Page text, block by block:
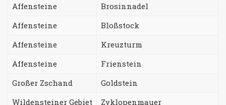
Affensteine
Brosinnadel
Affensteine
Bloßstock
Affensteine
Kreuzturm
Affensteine
Frienstein
Großer Zschand
Goldstein
Wildensteiner Gebiet
Zyklopenmauer